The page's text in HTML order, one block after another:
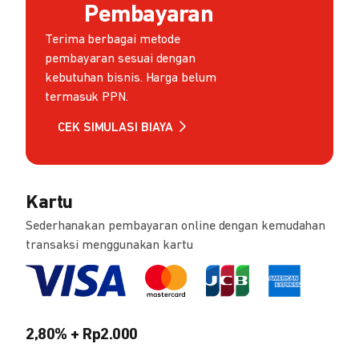
Pembayaran
Terima berbagai metode
pembayaran sesuai dengan
kebutuhan bisnis. Harga belum
termasuk PPN.
CEK SIMULASI BIAYA
Kartu
Sederhanakan pembayaran online dengan kemudahan
transaksi menggunakan kartu
2,80% + Rp2.000